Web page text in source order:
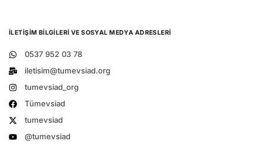
İLETIŞIM BILGILERI VE SOSYAL MEDYA ADRESLERI
0537 952 03 78
iletisim@tumevsiad.org
tumevsiad_org
Tümevsiad
tumevsiad
@tumevsiad